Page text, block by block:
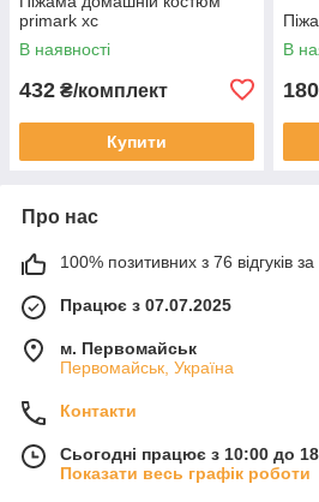
primark хс
В наявності
432 ₴/комплект
Купити
В
180
Про нас
100% позитивних з 76 відгуків за
Працює з 07.07.2025
м. Первомайськ
Первомайськ, Україна
Контакти
Сьогодні працює з 10:00 до
Показати весь графік роботи